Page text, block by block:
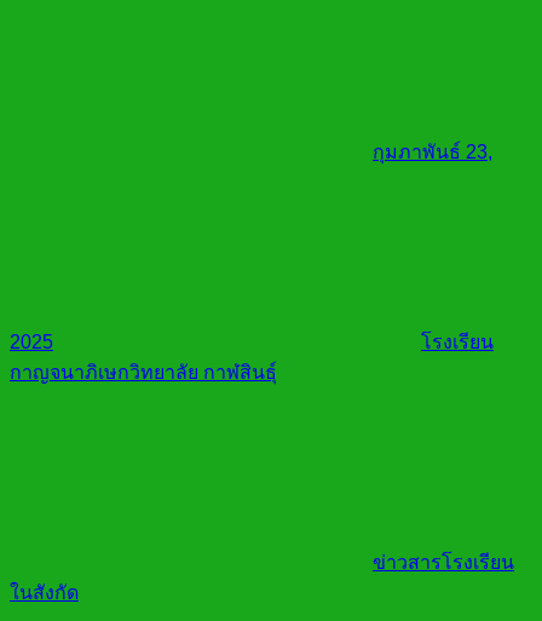
กุมภาพันธ์ 23,
2025
โรงเรียน
กาญจนาภิเษกวิทยาลัย กาฬสินธุ์
ข่าวสารโรงเรียน
ในสังกัด